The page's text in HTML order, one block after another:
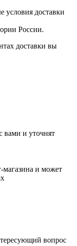
условия доставки
России.
доставки вы
вами и уточнят
магазина и может
вопрос